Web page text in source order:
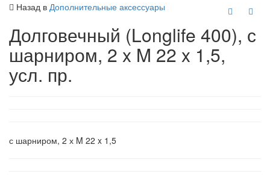
Назад в Дополнительные аксессуары
Долговечный (Longlife 400), с
шарниром, 2 x M 22 x 1,5,
усл. пр.
с шарниром, 2 х M 22 x 1,5